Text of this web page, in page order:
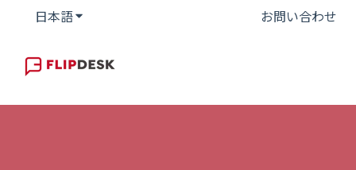
日本語翻訳のサブメニューを表示 お問い合わせ